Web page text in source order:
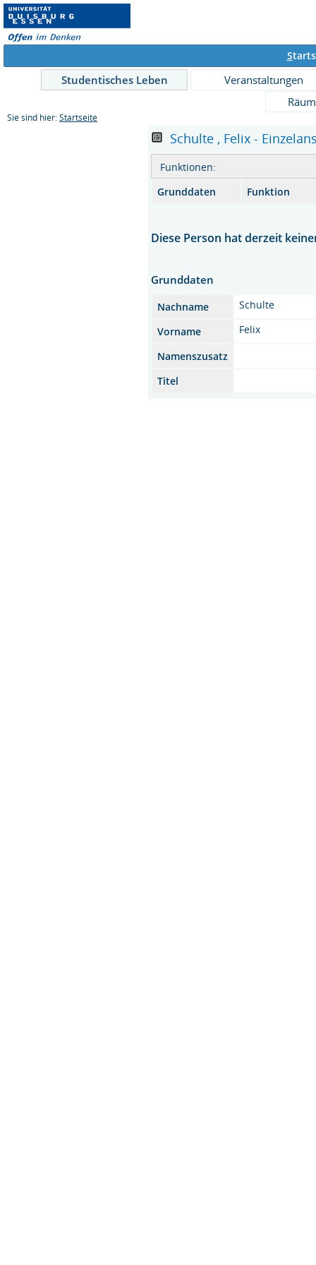
S
Studentisches Leben
Veranstaltungen
Sie sind hier: Startseite
Schulte , Felix -
Funktionen:
Grunddaten
Funktion
Diese Person hat derzeit
Grunddaten
Nachname
Schulte
Vorname
Felix
Namenszusatz
Titel